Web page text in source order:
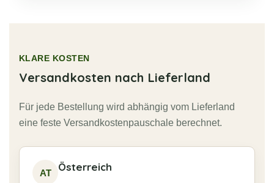
KLARE KOSTEN
Versandkosten nach Lieferland
Für jede Bestellung wird abhängig vom Lieferland
eine feste Versandkostenpauschale berechnet.
AT
Österreich